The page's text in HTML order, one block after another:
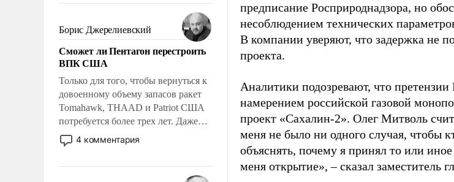
на себя ответственность, помогать
слабым, идти вперед и
адаптироваться.
Борис Джерелиевский
Сможет ли Пентагон перестроить
ВПК США
Только для того, чтобы вернуться к
довоенному объему запасов ракет
Tomahawk, THAAD и Patriot США
потребуется более трех лет. Даже
небольшая война с Ираном
опустошила американские
4 комментария
предписание Росприроднадзора, но
несоблюдением технических
В компании уверяют, что задержка не
проекта.
Аналитики подозревают, что претензии
намерением российской газовой
проект «Сахалин-2». Олег Митволь
меня не было ни одного случая, чтобы
объяснять, почему я принял то или
меня открытие», – сказал заместитель